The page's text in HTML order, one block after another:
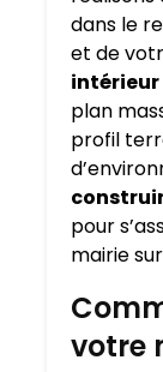
dans le
et de
intérieur
plan
profil
pour
mairie
votre